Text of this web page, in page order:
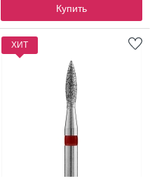
Купить
ХИТ